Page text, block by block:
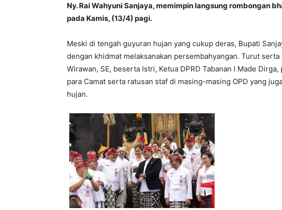
Ny. Rai Wahyuni Sanjaya, memimpin langsung rombongan
pada Kamis, (13/4) pagi.
Meski di tengah guyuran hujan yang cukup deras, Bupati
dengan khidmat melaksanakan persembahyangan. Turut serta
Wirawan, SE, beserta Istri, Ketua DPRD Tabanan I Made
para Camat serta ratusan staf di masing-masing OPD yang
hujan.